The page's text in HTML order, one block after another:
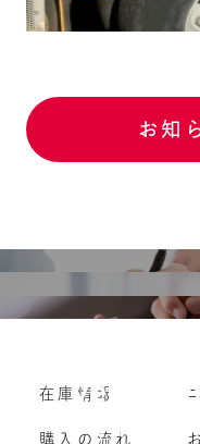
お知
購入の流れ
よくいただく
Vehicle
車両買い取り
在庫情報
購入の流れ